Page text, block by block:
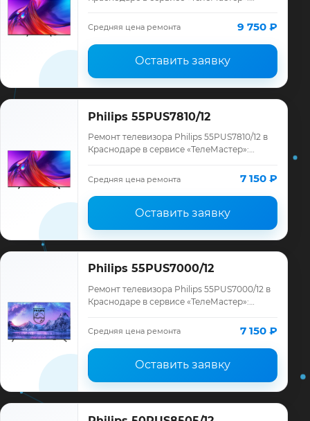
ремонта, запчасти и гарантия до 12
месяце…
Средняя цена ремонта 9 750 ₽
Оставить заявку
Philips 55PUS7810/12
Ремонт телевизора Philips 55PUS7810/12 в
Краснодаре в сервисе «ТелеМастер»:
ремонта, запчасти и гарантия до 12
месяце…
Средняя цена ремонта 7 150 ₽
Оставить заявку
Philips 55PUS7000/12
Ремонт телевизора Philips 55PUS7000/12 в
Краснодаре в сервисе «ТелеМастер»:
ремонта, запчасти и гарантия до 12
месяце…
Средняя цена ремонта 7 150 ₽
Оставить заявку